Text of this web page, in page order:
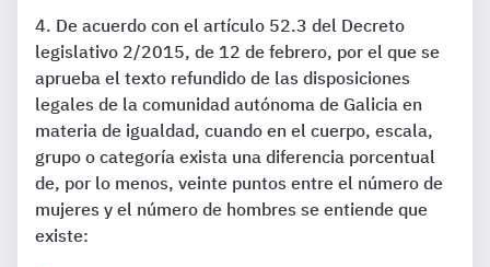
De acuerdo con el artículo 52.3 del Decreto
legislativo 2/2015, de 12 de febrero, por el que se
aprueba el texto refundido de las disposiciones
legales de la comunidad autónoma de Galicia en
materia de igualdad, cuando en el cuerpo, escala,
grupo o categoría exista una diferencia porcentual
de, por lo menos, veinte puntos entre el número de
mujeres y el número de hombres se entiende que
existe: